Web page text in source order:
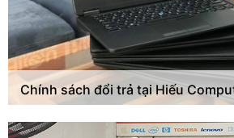
Chính sách đổi trả tại Hiếu